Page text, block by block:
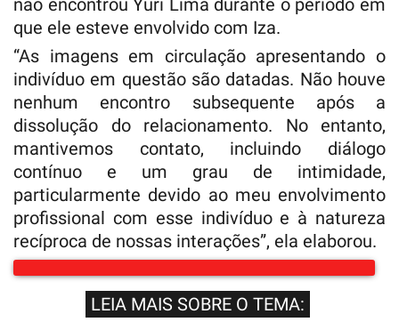
não encontrou Yuri Lima durante o período em
que ele esteve envolvido com Iza.
“As imagens em circulação apresentando o
indivíduo em questão são datadas. Não houve
nenhum encontro subsequente após a
dissolução do relacionamento. No entanto,
mantivemos contato, incluindo diálogo
contínuo e um grau de intimidade,
particularmente devido ao meu envolvimento
profissional com esse indivíduo e à natureza
recíproca de nossas interações”, ela elaborou.
LEIA MAIS SOBRE O TEMA: